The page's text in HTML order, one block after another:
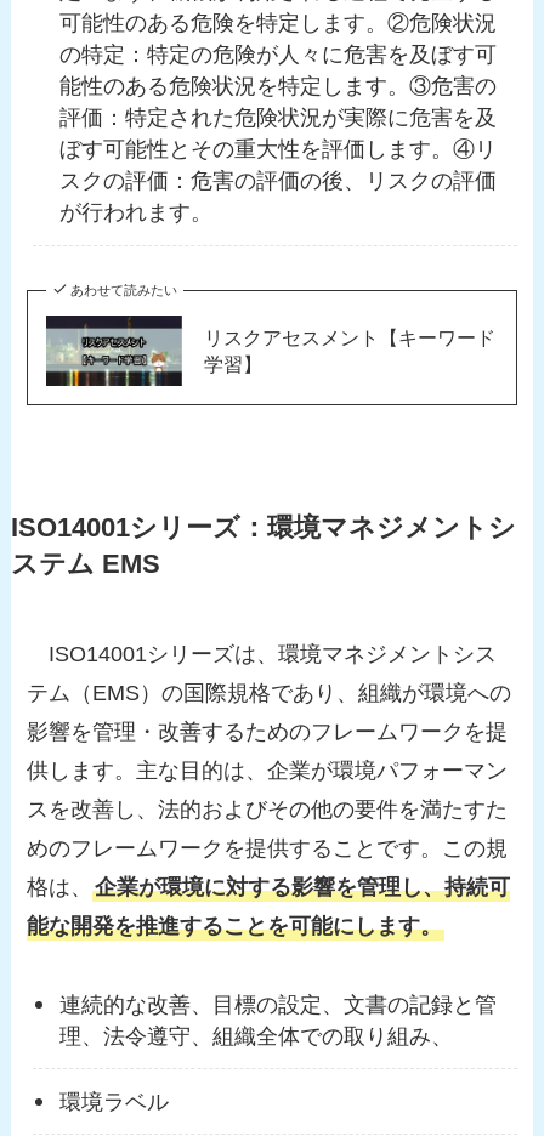
可能性のある危険を特定します。②危険状況
の特定：特定の危険が人々に危害を及ぼす可
能性のある危険状況を特定します。③危害の
評価：特定された危険状況が実際に危害を及
ぼす可能性とその重大性を評価します。④リ
スクの評価：危害の評価の後、リスクの評価
が行われます。
あわせて読みたい
リスクアセスメント【キーワード
学習】
ISO14001シリーズ：環境マネジメントシ
ステム EMS
ISO14001シリーズは、環境マネジメントシス
テム（EMS）の国際規格であり、組織が環境への
影響を管理・改善するためのフレームワークを提
供します。主な目的は、企業が環境パフォーマン
スを改善し、法的およびその他の要件を満たすた
めのフレームワークを提供することです。この規
格は、企業が環境に対する影響を管理し、持続可
能な開発を推進することを可能にします。
連続的な改善、目標の設定、文書の記録と管
理、法令遵守、組織全体での取り組み、
環境ラベル